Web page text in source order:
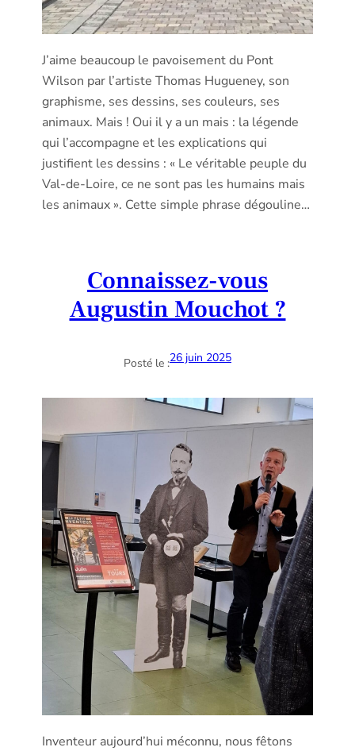
J’aime beaucoup le pavoisement du Pont
Wilson par l’artiste Thomas Hugueney, son
graphisme, ses dessins, ses couleurs, ses
animaux. Mais ! Oui il y a un mais : la légende
qui l’accompagne et les explications qui
justifient les dessins : « Le véritable peuple du
Val-de-Loire, ce ne sont pas les humains mais
les animaux ». Cette simple phrase dégouline…
Connaissez-vous
Augustin Mouchot ?
Posté le :26 juin 2025
Inventeur aujourd’hui méconnu, nous fêtons